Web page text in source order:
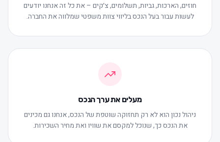
חוזים, הארכות, גביות, תשלומים, צ׳קים – את כל זה אנחנו יודעים
לעשות עבור בעל הנכס בליווי צוות משפטי שמלווה את החברה.
מעלים את ערך הנכס
ניהול נכון הוא לא רק תחזוקה שוטפת של הנכס, אנחנו גם מכינים
את הנכס כך, שנוכל למקסם את שוויו ואת מחיר השכירות.